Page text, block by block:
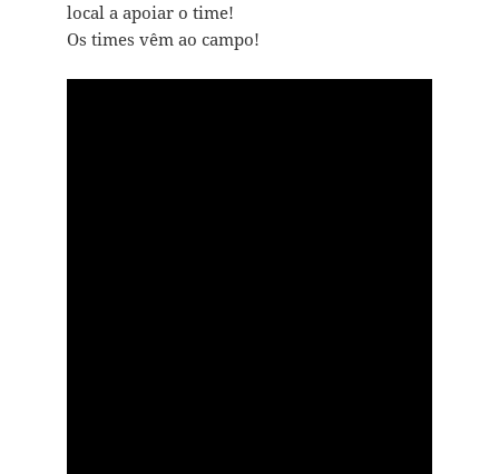
local a apoiar o time!
Os times vêm ao campo!